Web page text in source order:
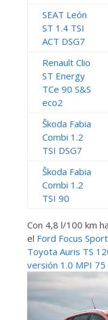
SEAT León
ST 1.4 TSI
ACT DSG7
Renault Clio
ST Energy
TCe 90 S&S
eco2
Škoda Fabia
Combi 1.2
TSI DSG7
Škoda Fabia
Combi 1.2
TSI 90
Con 4,8 l/100 km
el Ford Focus
Toyota Auris TS
versión 1.0 MPI 75